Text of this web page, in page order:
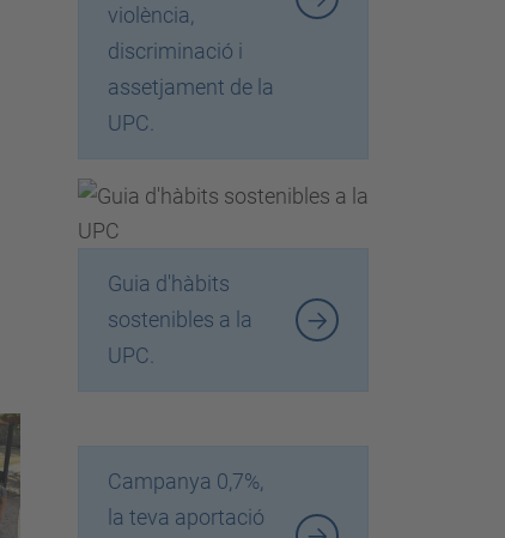
violència,
discriminació i
assetjament de la
UPC.
Guia d'hàbits
sostenibles a la
UPC.
Campanya 0,7%,
la teva aportació